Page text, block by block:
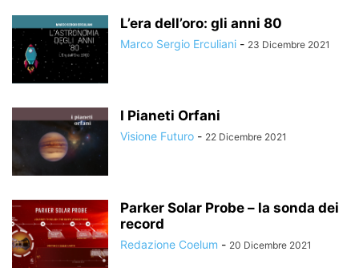
L’era dell’oro: gli anni 80
Marco Sergio Erculiani - 23 Dicembre 2021
I Pianeti Orfani
Visione Futuro - 22 Dicembre 2021
Parker Solar Probe – la sonda dei
record
Redazione Coelum - 20 Dicembre 2021